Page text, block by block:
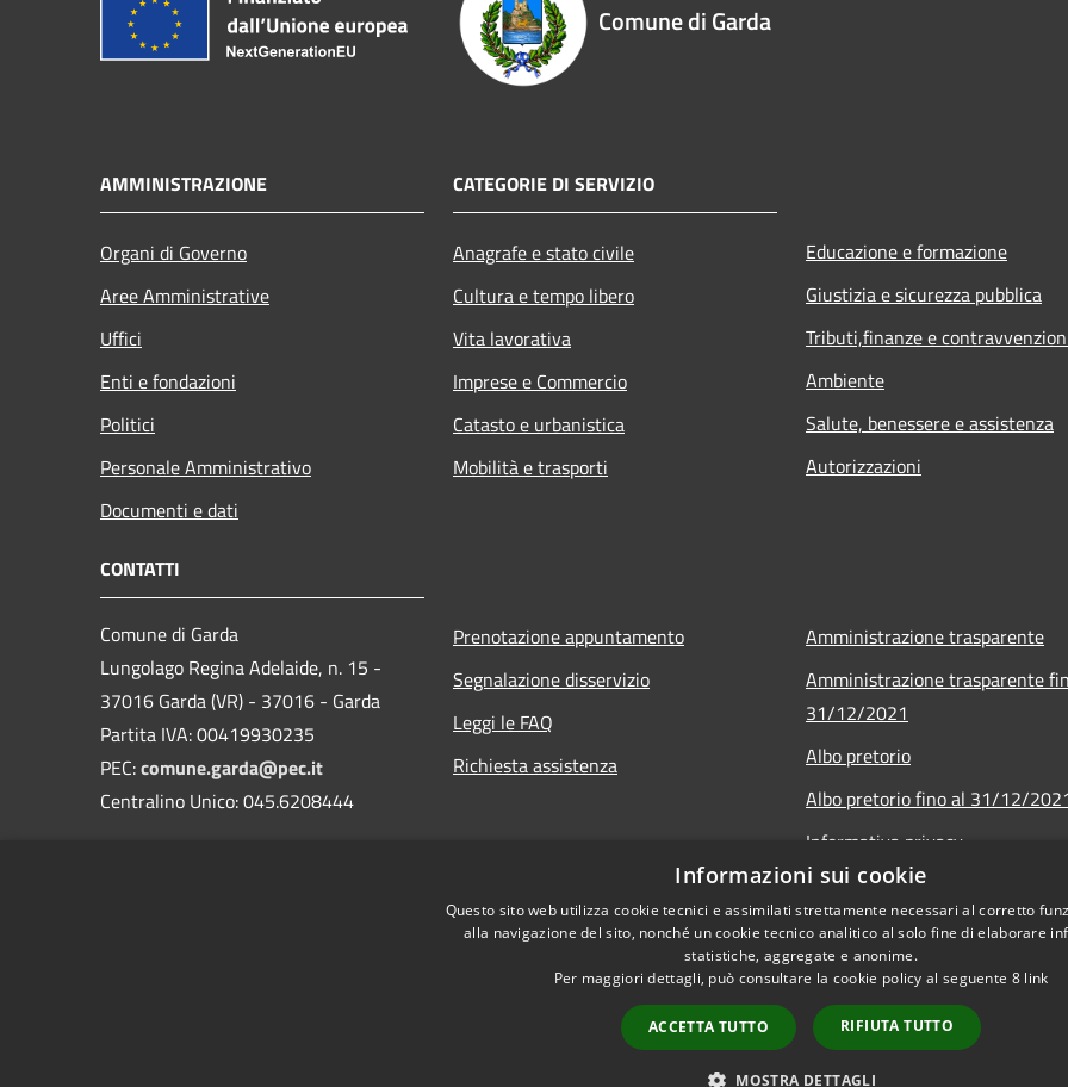
Comune di Garda
AMMINISTRAZIONE
Organi di Governo
Aree Amministrative
Uffici
Enti e fondazioni
Politici
Personale Amministrativo
Documenti e dati
CATEGORIE DI SERVIZIO
Anagrafe e stato civile
Cultura e tempo libero
Vita lavorativa
Imprese e Commercio
Catasto e urbanistica
Mobilità e trasporti
Educazione e formazione
Giustizia e sicurezza pubblica
Tributi,finanze e
Ambiente
Salute, benessere e assistenza
Autorizzazioni
CONTATTI
Comune di Garda
Lungolago Regina Adelaide, n. 15 -
37016 Garda (VR) - 37016 - Garda
Partita IVA: 00419930235
PEC:comune.garda@pec.it
Centralino Unico: 045.6208444
Prenotazione appuntamento
Segnalazione disservizio
Leggi le FAQ
Richiesta assistenza
Amministrazione trasparente
Amministrazione trasparente
31/12/2021
Albo pretorio
Albo pretorio fino al 31/12/
Informativa privacy
Note legali
Dichiarazione di accessibilità
Copyright © 2026 •
Informazioni sui cookie
Questo sito web utilizza cookie tecnici e assimilati strettamente necessari al corretto
alla navigazione del sito, nonché un cookie tecnico analitico al solo fine di elaborare
statistiche, aggregate e anonime.
Per maggiori dettagli, può consultare la cookie policy al seguente 8 link
ACCETTA TUTTO RIFIUTA TUTTO
MOSTRA DETTAGLI